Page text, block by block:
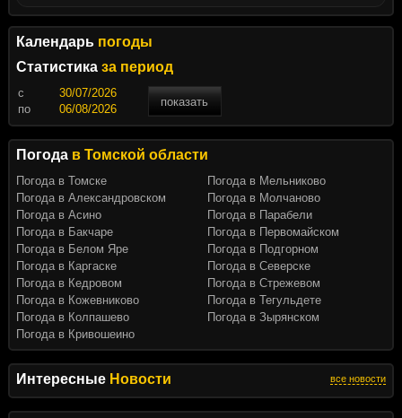
Интересные Новости все новости
Календарь погоды
Статистика за период
c
показать
по
Погода в Томской области
Погода в Томске
Погода в Александровском
Погода в Асино
Погода в Бакчаре
Погода в Белом Яре
Погода в Каргаске
Погода в Кедровом
Погода в Кожевниково
Погода в Колпашево
Погода в Кривошеино
Погода в Мельниково
Погода в Молчаново
Погода в Парабели
Погода в Первомайском
Погода в Подгорном
Погода в Северске
Погода в Стрежевом
Погода в Тегульдете
Погода в Зырянском